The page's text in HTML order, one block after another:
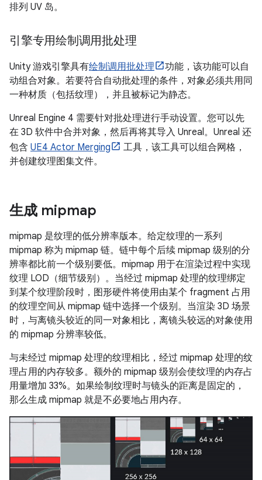
排列 UV 岛。
引擎专用绘制调用批处理
Unity 游戏引擎具有绘制调用批处理
功能，该功能可以自
动组合对象。若要符合自动批处理的条件，对象必须共用同
一种材质（包括纹理），并且被标记为静态。
Unreal Engine 4 需要针对批处理进行手动设置。您可以先
在 3D 软件中合并对象，然后再将其导入 Unreal。Unreal 还
包含 UE4 Actor Merging
工具，该工具可以组合网格，
并创建纹理图集文件。
生成 mipmap
mipmap 是纹理的低分辨率版本。给定纹理的一系列
mipmap 称为 mipmap 链。链中每个后续 mipmap 级别的分
辨率都比前一个级别要低。mipmap 用于在渲染过程中实现
纹理 LOD（细节级别）。当经过 mipmap 处理的纹理绑定
到某个纹理阶段时，图形硬件将使用由某个 fragment 占用
的纹理空间从 mipmap 链中选择一个级别。当渲染 3D 场景
时，与离镜头较近的同一对象相比，离镜头较远的对象使用
的 mipmap 分辨率较低。
与未经过 mipmap 处理的纹理相比，经过 mipmap 处理的纹
理占用的内存较多。额外的 mipmap 级别会使纹理的内存占
用量增加 33%。如果绘制纹理时与镜头的距离是固定的，
那么生成 mipmap 就是不必要地占用内存。